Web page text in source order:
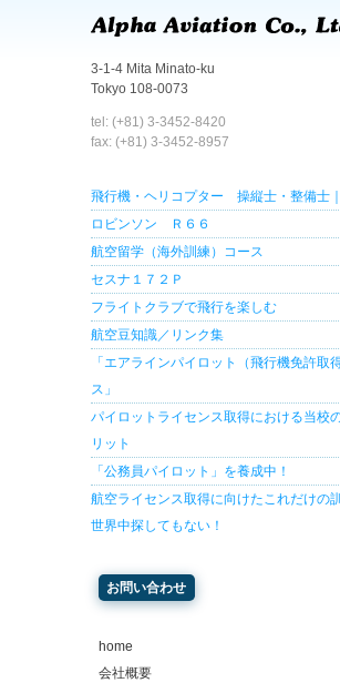
3-1-4 Mita Minato-ku
Tokyo 108-0073
tel: (+81) 3-3452-8420
fax: (+81) 3-3452-8957
飛行機・ヘリコプター 操縦士・整備士
ロビンソン Ｒ６６
航空留学（海外訓練）コース
セスナ１７２Ｐ
フライトクラブで飛行を楽しむ
航空豆知識／リンク集
「エアラインパイロット（飛行機免許取
ス」
パイロットライセンス取得における当校
リット
「公務員パイロット」を養成中！
航空ライセンス取得に向けたこれだけの
世界中探してもない！
お問い合わせ
home
会社概要